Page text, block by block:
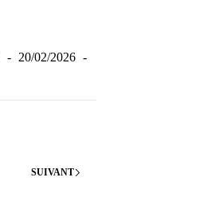
20/02/2026
SUIVANT